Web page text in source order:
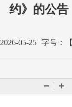
约》的公告
2026-05-25 字号： 【